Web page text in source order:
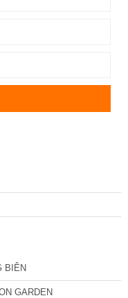
BIÊN
GARDEN